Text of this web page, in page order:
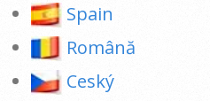
Spain
Română
Ceský